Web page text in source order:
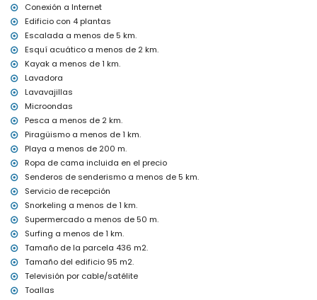
metros de la casa)
cine (a menos de 1000 metros de la casa)
teatro y discoteca (a menos de 5 kilómetros de la casa)
Lugares de interés y cultura en Xàbia, Costa Blanca
museo (Histórico de Xàbia), iglesia (San Bartolomé, Xàbia), ruina
(Molinos de Viento, Xàbia), monumento (Pueblo Histórico, Xàbia),
edificio arquitectónico (Histórico de Xàbia), lugar histórico (Pueblo
Histórico y Xàbia) (a menos de 5 kilómetros del alojamiento)
castillo (Portal de la Vila y Dénia) (a menos de 25 kilómetros del
alojamiento)
Deportes
ciclismo, piragüismo, kayak, snorkel y surf (a menos de 1000
metros del apartamento)
tenis, senderismo, ciclismo de montaña, escalada, pesca, buceo,
windsurf y esquí acuático (a menos de 5 kilómetros del
apartamento)
golf y equitación (a menos de 10 kilómetros del apartamento)
Conexión a Internet
Edificio con 4 plantas
Escalada a menos de 5 km.
Esquí acuático a menos de 2 km.
Kayak a menos de 1 km.
Lavadora
Lavavajillas
Microondas
Pesca a menos de 2 km.
Piragüismo a menos de 1 km.
Playa a menos de 200 m.
Ropa de cama incluida en el precio
Senderos de senderismo a menos de 5 km.
Servicio de recepción
Snorkeling a menos de 1 km.
Supermercado a menos de 50 m.
Surfing a menos de 1 km.
Tamaño de la parcela 436 m2.
Tamaño del edificio 95 m2.
Televisión por cable/satélite
Toallas